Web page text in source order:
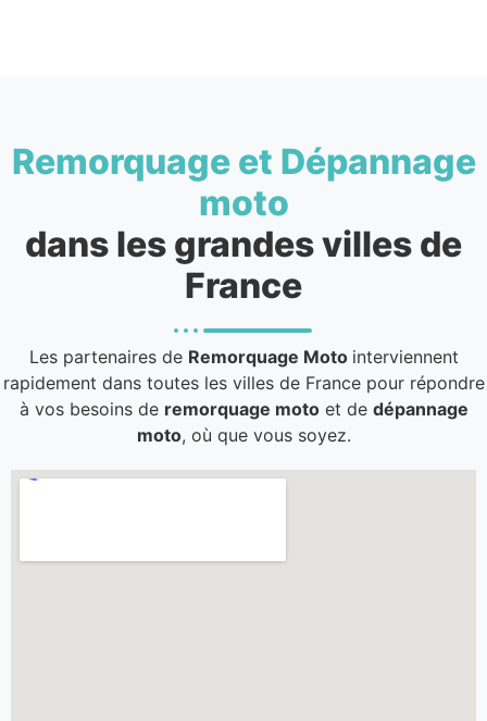
Remorquage et Dépannage
moto
dans les grandes villes de
France
Les partenaires de Remorquage Moto interviennent
rapidement dans toutes les villes de France pour répondre
à vos besoins de remorquage motoet de dépannage
moto, où que vous soyez.